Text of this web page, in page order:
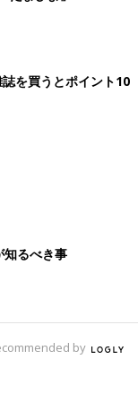
を買うとポイント10
知るべき事
by